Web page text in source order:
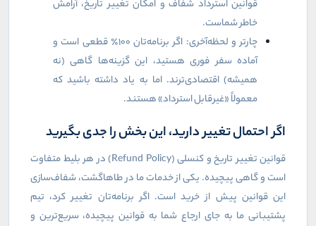
قوانین استرداد شفاف و امکان تغییر تاریخ، آرامش
خاطر شماست.
چارتر و لحظه‌آخری: اگر برنامه‌تان ۱۰۰٪ قطعی است و
آماده سفر فوری هستید، این گزینه‌ها گاهی (نه
همیشه) اقتصادی‌ترند. اما به یاد داشته باشید که
معمولاً «غیرقابل استرداد» هستند.
اگر احتمال تغییر دارید، این بخش را جدی بگیرید
قوانین تغییر تاریخ و کنسلی (Refund Policy) در هر بلیط متفاوت
است و گاهی پیچیده. یکی از خدمات ما در طاهاگشت، شفاف‌سازی
این قوانین پیش از خرید است. اگر برنامه‌تان تغییر کرد، تیم
پشتیبانی ما به جای ارجاع شما به قوانین پیچیده، سریع‌ترین و